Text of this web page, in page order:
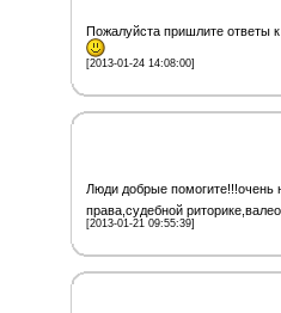
Пожалуйста пришлите ответы
[2013-01-24 14:08:00]
Люди добрые помогите!!!очень
права,судебной
[2013-01-21 09:55:39]